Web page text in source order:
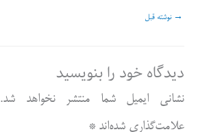
→ نوشته قبل
دیدگاه‌ خود را بنویسید
نشانی ایمیل شما منتشر نخواهد شد.
علامت‌گذاری شده‌اند*